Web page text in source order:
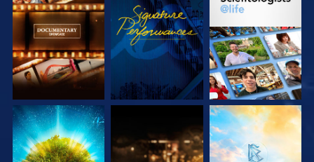
DÉCOUVRIR LES
SÉRIES
REGARDER
DÉCOUVRIR LES
DÉCOUVRIR LES
DÉCOUVRIR LES
DÉCOUVRIR LES